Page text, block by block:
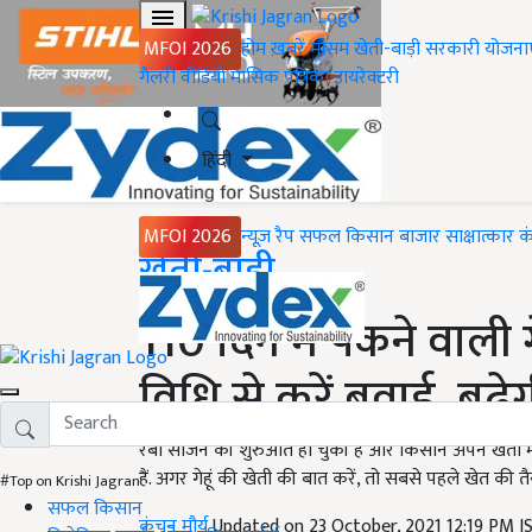
MFOI 2026 होमख़बरेंमौसमखेती-बाड़ीसरकारी
गैलरीवीडियोमासिक पत्रिकाडायरेक्टरी
हिंदी
MFOI 2026 न्यूज़ रैपसफल किसानबाजारसाक्षात्कार
#Top on Krishi Jagran
सफल किसान
Home
खेती-बाड़ी
110 दिन में पकने वाली
विधि से करें बुवाई,
रबी सीजन की शुरुआत हो चुकी है और किसान अपने खेतों
हैं. अगर गेहूं की खेती की बात करें, तो सबसे पहले खेत की